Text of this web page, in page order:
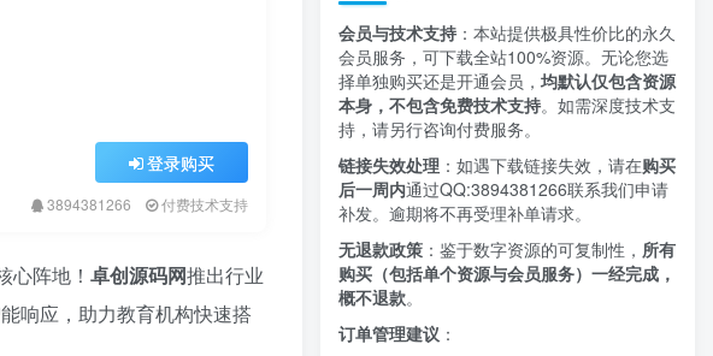
登录购买
3894381266 付费技术支持
阵地！​ 卓创源码网推出行业
响应，助力教育机构快速搭
会员与技术支持 ：本站提供极具性价比的永久
会员服务，可下载全站100%资源。无论您选
择单独购买还是开通会员， 均默认仅包含资源
本身，不包含免费技术支持。如需深度技术支
持，请另行咨询付费服务。
链接失效处理 ：如遇下载链接失效，请在购买
后一周内通过QQ:3894381266联系我们申请
补发。逾期将不再受理补单请求。
无退款政策 ：鉴于数字资源的可复制性， 所有
购买（包括单个资源与会员服务）一经完成，
概不退款。
订单管理建议 ：